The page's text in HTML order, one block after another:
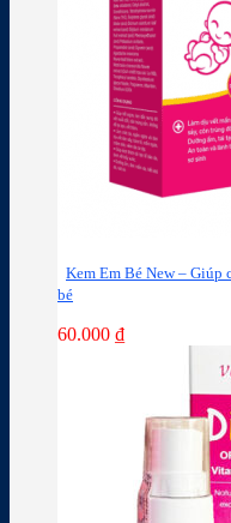
Kem Em Bé New – Giúp
bé
60.000 ₫